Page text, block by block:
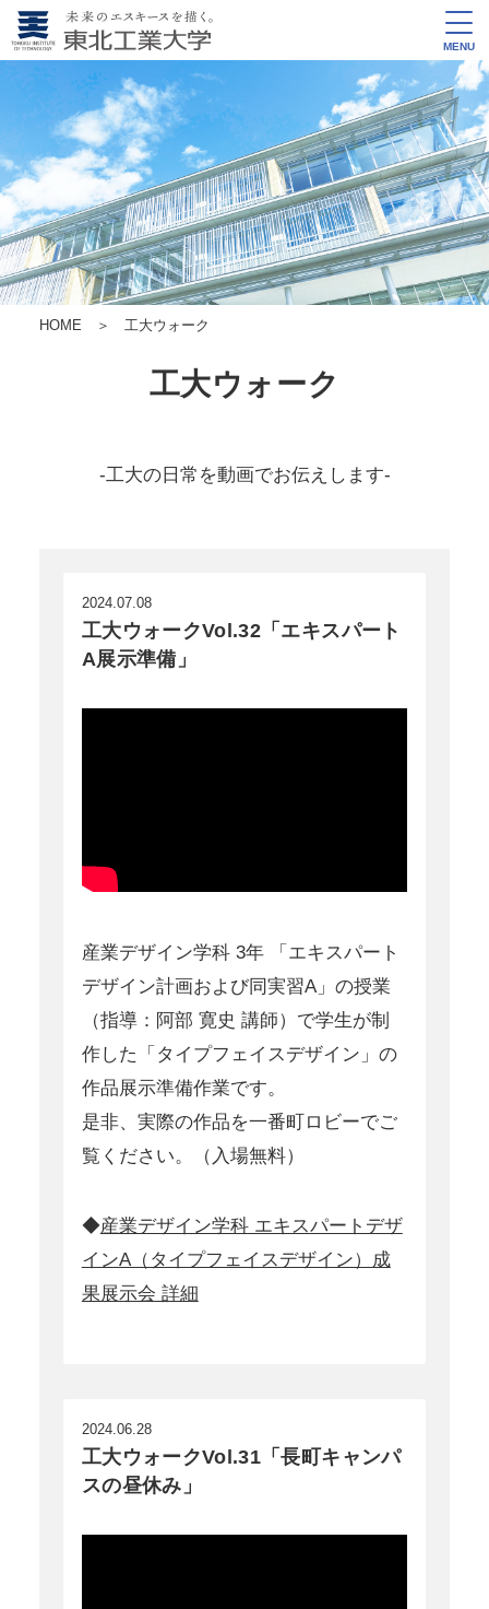
MENU
HOME ＞ 工大ウォーク
工大ウォーク
-工大の日常を動画でお伝えします-
2024.07.08
工大ウォークVol.32「エキスパート
A展示準備」
産業デザイン学科 3年 「エキスパート
デザイン計画および同実習A」の授業
（指導：阿部 寛史 講師）で学生が制
作した「タイプフェイスデザイン」の
作品展示準備作業です。
是非、実際の作品を一番町ロビーでご
覧ください。（入場無料）
◆産業デザイン学科 エキスパートデザ
インA（タイプフェイスデザイン）成
果展示会 詳細
2024.06.28
工大ウォークVol.31「長町キャンパ
スの昼休み」